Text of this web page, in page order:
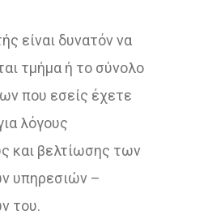
είναι δυνατόν να
τμήμα ή το σύνολο
που εσείς έχετε
λόγους
και βελτίωσης των
υπηρεσιών –
του.